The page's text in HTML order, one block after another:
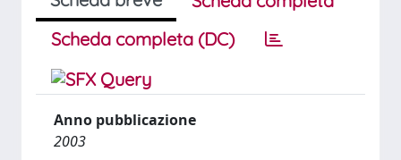
Scheda completa (DC)
Anno pubblicazione
2003